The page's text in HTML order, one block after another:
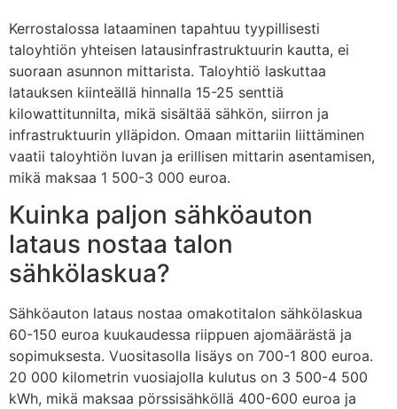
Kerrostalossa lataaminen tapahtuu tyypillisesti
taloyhtiön yhteisen latausinfrastruktuurin kautta, ei
suoraan asunnon mittarista. Taloyhtiö laskuttaa
latauksen kiinteällä hinnalla 15-25 senttiä
kilowattitunnilta, mikä sisältää sähkön, siirron ja
infrastruktuurin ylläpidon. Omaan mittariin liittäminen
vaatii taloyhtiön luvan ja erillisen mittarin asentamisen,
mikä maksaa 1 500-3 000 euroa.
Kuinka paljon sähköauton
lataus nostaa talon
sähkölaskua?
Sähköauton lataus nostaa omakotitalon sähkölaskua
60-150 euroa kuukaudessa riippuen ajomäärästä ja
sopimuksesta. Vuositasolla lisäys on 700-1 800 euroa.
20 000 kilometrin vuosiajolla kulutus on 3 500-4 500
kWh, mikä maksaa pörssisähköllä 400-600 euroa ja